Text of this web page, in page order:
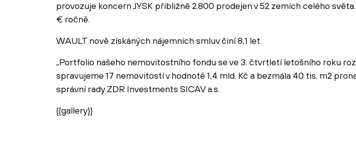
provozuje koncern JYSK přibližně 2.800 prodejen v 52 zemích celého
€ ročně.
WAULT nově získáných nájemních smluv činí 8,1 let.
„Portfolio našeho nemovitostního fondu se ve 3. čtvrtletí letošního roku
spravujeme 17 nemovitostí v hodnotě 1,4 mld. Kč a bezmála 40 tis. m2
správní rady ZDR Investments SICAV a.s.
{{gallery}}